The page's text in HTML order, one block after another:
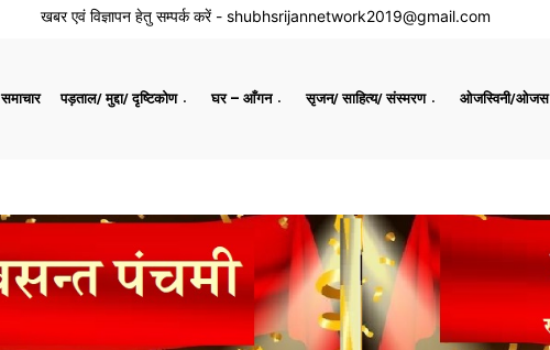
खबर एवं विज्ञापन हेतु सम्पर्क करें - shubhsrijannetwork2019@gmail.com
समाचार पड़ताल/ मुद्दा/ दृष्टिकोण घर – आँगन सृजन/ साहित्य/ संस्मरण ओजस्विनी/ओजस